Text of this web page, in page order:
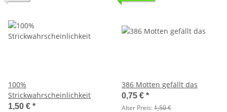
100%
Strickwahrscheinlichkeit
1,50 € *
386 Motten gefällt das
0,75 € *
Alter Preis:1,50 €